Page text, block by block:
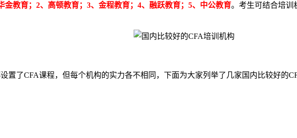
金教育；2、高顿教育；3、金程教育；4、融跃教育；5、中公教育。考生可结合培训
了CFA课程，但每个机构的实力各不相同，下面为大家列举了几家国内比较好的